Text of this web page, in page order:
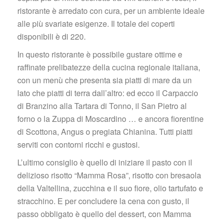
ristorante è arredato con cura, per un ambiente ideale
alle più svariate esigenze. Il totale dei coperti
disponibili è di 220.
In questo ristorante è possibile gustare ottime e
raffinate prelibatezze della cucina regionale italiana,
con un menù che presenta sia piatti di mare da un
lato che piatti di terra dall’altro: ed ecco il Carpaccio
di Branzino alla Tartara di Tonno, il San Pietro al
forno o la Zuppa di Moscardino … e ancora fiorentine
di Scottona, Angus o pregiata Chianina. Tutti piatti
erviti con contorni ricchi e gustosi.
L’ultimo consiglio è quello di iniziare il pasto con il
delizioso risotto “Mamma Rosa”, risotto con bresaola
della Valtellina, zucchina e il suo fiore, olio tartufato e
tracchino. E per concludere la cena con gusto, il
passo obbligato è quello del dessert, con Mamma